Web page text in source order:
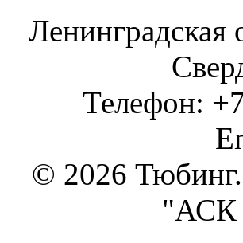
Ленинградская
Телефон:
© 2026
"АСК